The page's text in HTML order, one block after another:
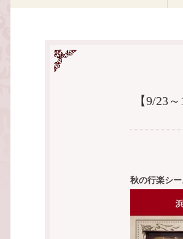
【9/23
秋の行楽シ